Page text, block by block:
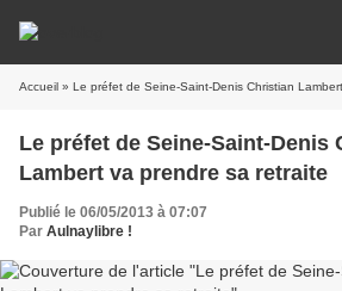
Accueil » Le préfet de Seine-Saint-Denis Christian
Le préfet de Seine-Saint-Denis
Lambert va prendre sa retraite
Publié le 06/05/2013 à 07:07
Par Aulnaylibre !